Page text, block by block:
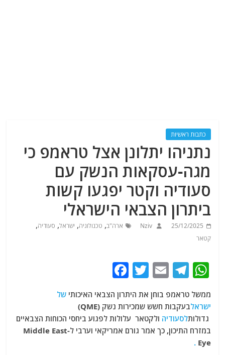
כתבות ראשיות
נתניהו יתלונן אצל טראמפ כי
מגה-עסקאות הנשק עם
סעודיה וקטר יפגעו קשות
ביתרון הצבאי הישראלי
25/12/2025
Nziv ארה"ב, טכנולוגיה, ישראל, סעודיה,
קטאר
W
h
at
s
A
T
e
g
ra
E
ai
l
T
itt
er
c
e
b
ממשל טראמפ בוחן את היתרון הצבאי האיכותישל
ישראל
(QME) בעקבות חשש שמכירות נשק
לסעודיה ולקטאר עלולות לפגוע ביחסי הכוחות הצבאיים
במזרח התיכון, כך אמר גורם אמריקאי וערבי ל-Middle East
Eye
.